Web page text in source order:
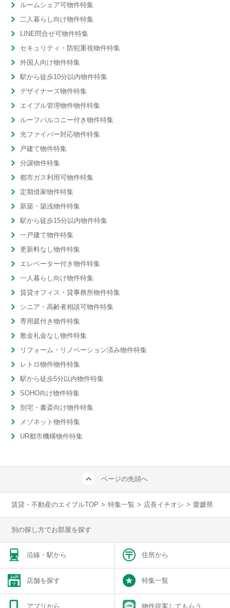
ルームシェア可物件特集
二人暮らし向け物件特集
LINE問合せ可物件特集
セキュリティ・防犯重視物件特集
外国人向け物件特集
駅から徒歩10分以内物件特集
デザイナーズ物件特集
エイブル管理物件物件特集
ルーフバルコニー付き物件特集
光ファイバー対応物件特集
戸建て物件特集
分譲物件特集
都市ガス利用可物件特集
定期借家物件特集
新築・築浅物件特集
駅から徒歩15分以内物件特集
一戸建て物件特集
更新料なし物件特集
エレベーター付き物件特集
一人暮らし向け物件特集
賃貸オフィス・貸事務所物件特集
シニア・高齢者相談可物件特集
専用庭付き物件特集
敷金礼金なし物件特集
リフォーム・リノベーション済み物件特集
レトロ物件物件特集
駅から徒歩5分以内物件特集
SOHO向け物件特集
別宅・書斎向け物件特集
メゾネット物件特集
UR都市機構物件特集
ページの先頭へ
賃貸・不動産のエイブルTOP > 特集一覧 > 店長イチオシ > 愛媛県
別の探し方でお部屋を探す
沿線・駅から 住所から
店舗を探す 特集一覧
アプリから 物件提案してもらう